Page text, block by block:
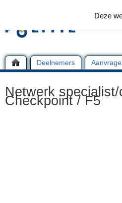
Deelnemers
Netwerk
Checkpoint / F5
Deze